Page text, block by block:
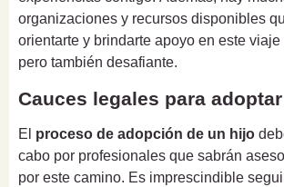
organizaciones y recursos disponibles
orientarte y brindarte apoyo en este
pero también desafiante.
Cauces legales para
El proceso de adopción de un hijo
cabo por profesionales que sabrán
por este camino. Es imprescindible